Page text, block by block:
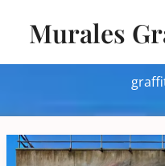
contenidoMurales